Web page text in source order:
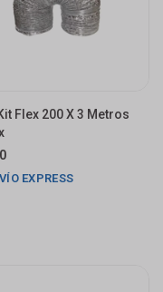
Flex 200 X 3 Metros
EXPRESS